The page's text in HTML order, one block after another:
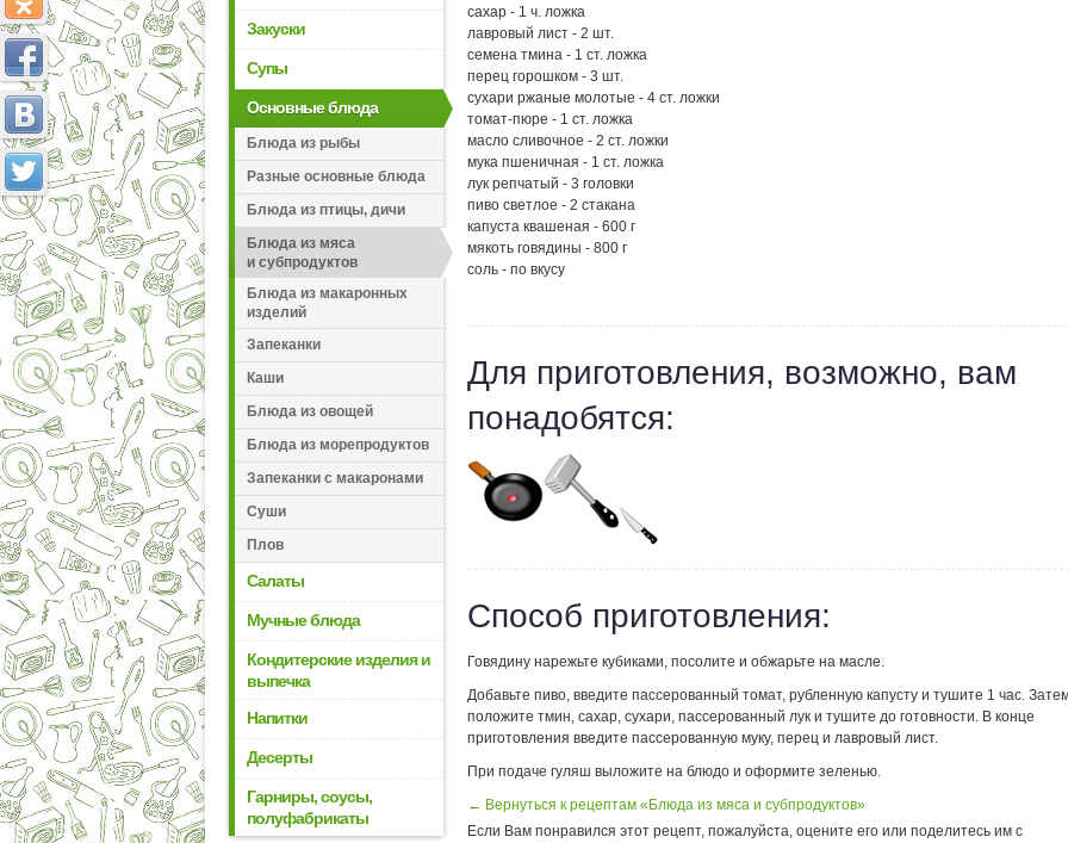
Закуски
Супы
Основные блюда
Блюда из рыбы
Разные основные блюда
Блюда из птицы, дичи
Блюда из мяса
и субпродуктов
Блюда из макаронных
изделий
Запеканки
Каши
Блюда из овощей
Блюда из морепродуктов
Запеканки с макаронами
Суши
Плов
Салаты
Мучные блюда
Кондитерские изделия и
выпечка
Напитки
Десерты
Гарниры, соусы,
полуфабрикаты
сахар - 1 ч. ложка
лавровый лист - 2 шт.
семена тмина - 1 ст. ложка
перец горошком - 3 шт.
сухари ржаные молотые - 4 ст. ложки
томат-пюре - 1 ст. ложка
масло сливочное - 2 ст. ложки
мука пшеничная - 1 ст. ложка
лук репчатый - 3 головки
пиво светлое - 2 стакана
капуста квашеная - 600 г
мякоть говядины - 800 г
соль - по вкусу
Для приготовления, возможно, вам
понадобятся:
Способ приготовления:
Говядину нарежьте кубиками, посолите и обжарьте на масле.
Добавьте пиво, введите пассерованный томат, рубленную капусту и тушите 1 час.
положите тмин, сахар, сухари, пассерованный лук и тушите до готовности. В конце
приготовления введите пассерованную муку, перец и лавровый лист.
При подаче гуляш выложите на блюдо и оформите зеленью.
← Вернуться к рецептам «Блюда из мяса и субпродуктов»
Если Вам понравился этот рецепт, пожалуйста, оцените его или поделитесь им с